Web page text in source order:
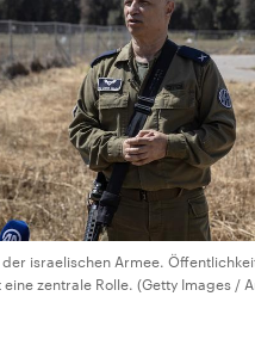
der israelischen Armee.
eine zentrale Rolle. (Getty Images /